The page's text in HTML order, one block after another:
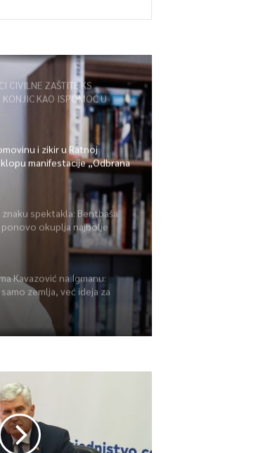
CIVILNE ZAŠTITE KS
KONJIC KAO ISPOMOĆ U
i zikir u Ratnoj
manifestacije „Odbrana
2026“ odana počast
spektakla: Bentbaša
ponovo okuplja najbolje
zabavu
Kavazović na Igmanu:
zemlja, već ideja za